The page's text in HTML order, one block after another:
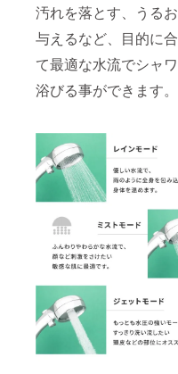
汚れを落とす、うる
与えるなど、目的に
て最適な水流でシャ
浴びる事ができます。